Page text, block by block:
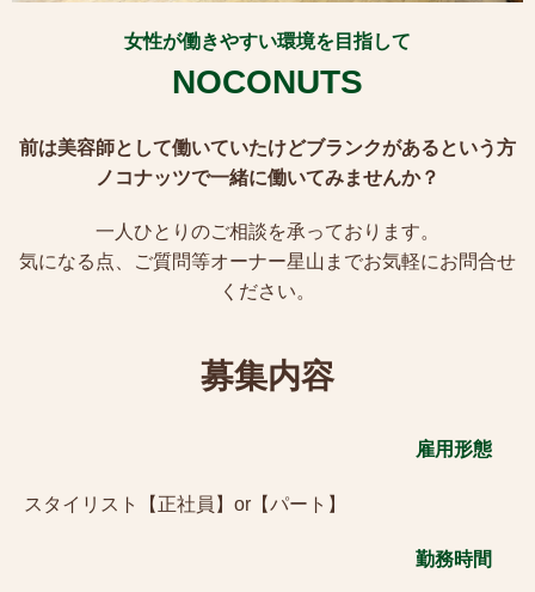
女性が働きやすい環境を目指して
NOCONUTS
前は美容師として働いていたけどブランクがあるという方
ノコナッツで一緒に働いてみませんか？
一人ひとりのご相談を承っております。
気になる点、ご質問等オーナー星山までお気軽にお問合せ
ください。
募集内容
雇用形態
スタイリスト【正社員】or【パート】
勤務時間